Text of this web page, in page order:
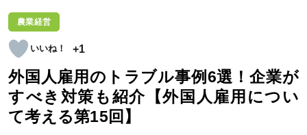
農業経営
+1
外国人雇用のトラブル事例6選！企業が
すべき対策も紹介【外国人雇用につい
て考える第15回】